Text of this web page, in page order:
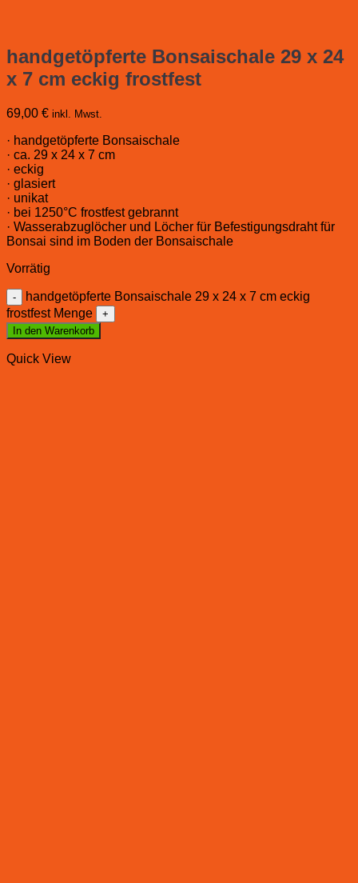
handgetöpferte Bonsaischale 29 x 24
x 7 cm eckig frostfest
69,00 € inkl. Mwst.
· handgetöpferte Bonsaischale
· ca. 29 x 24 x 7 cm
· eckig
· glasiert
· unikat
· bei 1250°C frostfest gebrannt
· Wasserabzuglöcher und Löcher für Befestigungsdraht für
Bonsai sind im Boden der Bonsaischale
Vorrätig
handgetöpferte Bonsaischale 29 x 24 x 7 cm eckig
frostfest Menge
In den Warenkorb
Quick View